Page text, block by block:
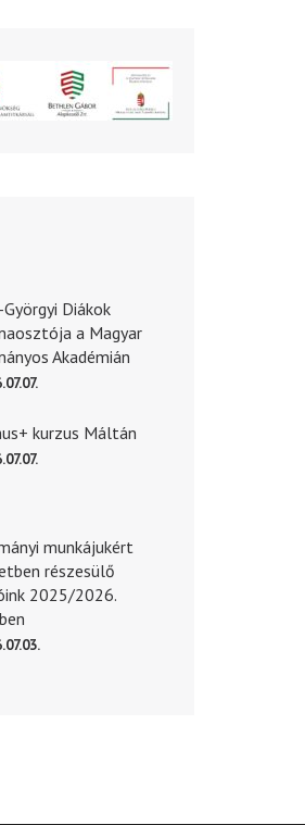
Diákok
a Magyar
Akadémián
kurzus Máltán
munkájukért
részesülő
2025/2026.